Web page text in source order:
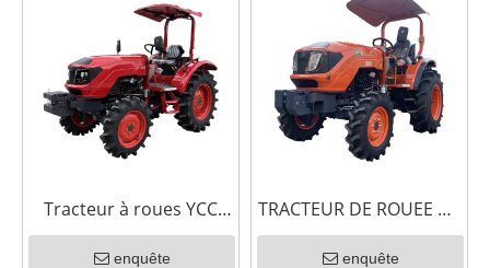
Tracteur à roues YCC
40hp-80hp 8+8
enquête
TRACTEUR DE ROUEE DE
RELAGE YCC 504G 8 + 8
enquête